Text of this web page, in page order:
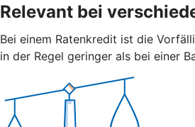
Relevant bei
Bei einem Ratenkredit ist die
in der Regel geringer als bei einer